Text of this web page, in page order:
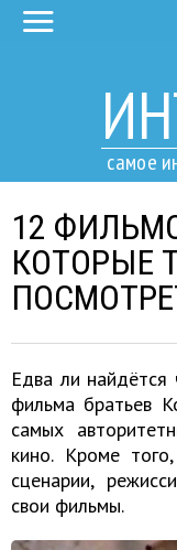
самое
12
КОТОРЫЕ
Едва ли найдётся
фильма братьев
самых
кино. Кроме
сценарии,
свои фильмы.